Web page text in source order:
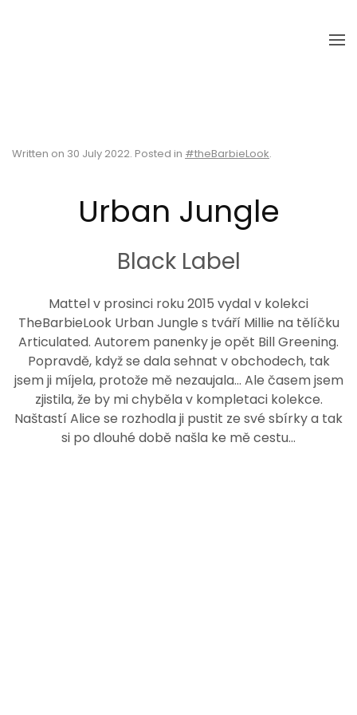
Written on 30 July 2022. Posted in #theBarbieLook.
Urban Jungle
Black Label
Mattel v prosinci roku 2015 vydal v kolekci
TheBarbieLook Urban Jungle s tváří Millie na tělíčku
Articulated. Autorem panenky je opět Bill Greening.
Popravdě, když se dala sehnat v obchodech, tak
jsem ji míjela, protože mě nezaujala... Ale časem jsem
zjistila, že by mi chyběla v kompletaci kolekce.
Naštastí Alice se rozhodla ji pustit ze své sbírky a tak
si po dlouhé době našla ke mě cestu...